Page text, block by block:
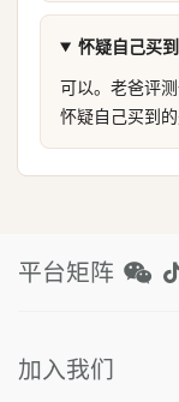
怀疑自己买
可以。老爸评
怀疑自己买到
平台矩阵
加入我们